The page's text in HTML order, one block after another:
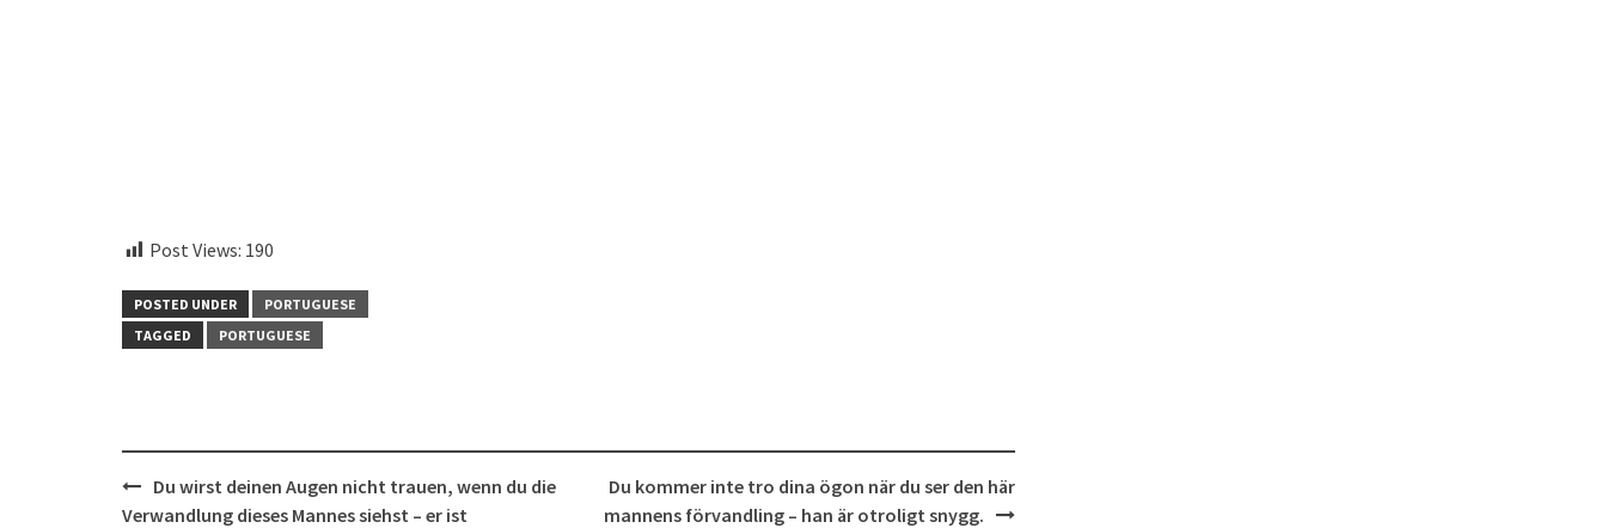
Post Views: 190
POSTED UNDER
PORTUGUESE
TAGGED
PORTUGUESE
Post
navigation
Du wirst deinen Augen nicht trauen, wenn du die
Verwandlung dieses Mannes siehst – er ist
Du kommer inte tro dina ögon när du ser den här
mannens förvandling – han är otroligt snygg.